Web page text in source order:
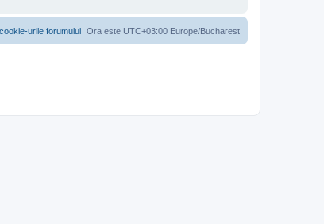
Ora este UTC+03:00 Europe/Bucharest
urile forumului